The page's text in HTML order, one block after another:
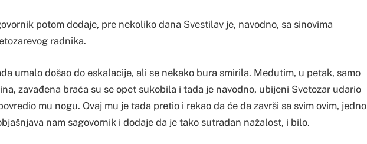
potom dodaje, pre nekoliko dana Svestilav je, navodno, sa sinovima
radnika.
umalo došao do eskalacije, ali se nekako bura smirila. Međutim, u petak, samo
zavađena braća su se opet sukobila i tada je navodno, ubijeni Svetozar udario
mu nogu. Ovaj mu je tada pretio i rekao da će da završi sa svim ovim, jedno
nam sagovornik i dodaje da je tako sutradan nažalost, i bilo.